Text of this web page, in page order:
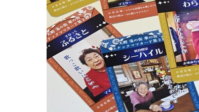
まつり・イベント
おみやげ・特産
道の駅・産直
アウトドア・レジャー
ご当地グルメ